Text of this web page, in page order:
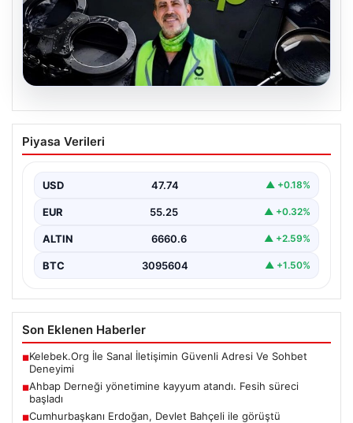
Ahbap Derneği yönetimine kayyum
atandı. Fesih süreci başladı
Piyasa Verileri
USD 47.74 ▲ +0.18%
EUR 55.25 ▲ +0.32%
ALTIN 6660.6 ▲ +2.59%
BTC 3095604 ▲ +1.50%
Son Eklenen Haberler
■Kelebek.Org İle Sanal İletişimin Güvenli Adresi Ve Sohbet
Deneyimi
■Ahbap Derneği yönetimine kayyum atandı. Fesih süreci
başladı
■Cumhurbaşkanı Erdoğan, Devlet Bahçeli ile görüştü